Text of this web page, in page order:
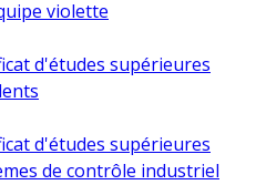
violette
d'études supérieures
d'études supérieures
de contrôle industriel